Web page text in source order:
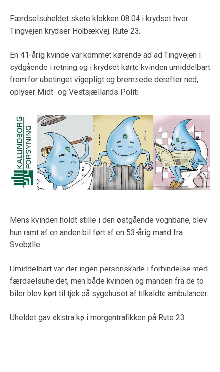
Færdselsuheldet skete klokken 08.04 i krydset hvor
Tingvejen krydser Holbækvej, Rute 23.
En 41-årig kvinde var kommet kørende ad ad Tingvejen i
sydgående i retning og i krydset kørte kvinden umiddelbart
frem for ubetinget vigepligt og bremsede derefter ned,
oplyser Midt- og Vestsjællands Politi.
Mens kvinden holdt stille i den østgående vognbane, blev
hun ramt af en anden bil ført af en 53-årig mand fra
Svebølle.
Umiddelbart var der ingen personskade i forbindelse med
færdselsuheldet, men både kvinden og manden fra de to
biler blev kørt til tjek på sygehuset af tilkaldte ambulancer.
Uheldet gav ekstra kø i morgentrafikken på Rute 23.